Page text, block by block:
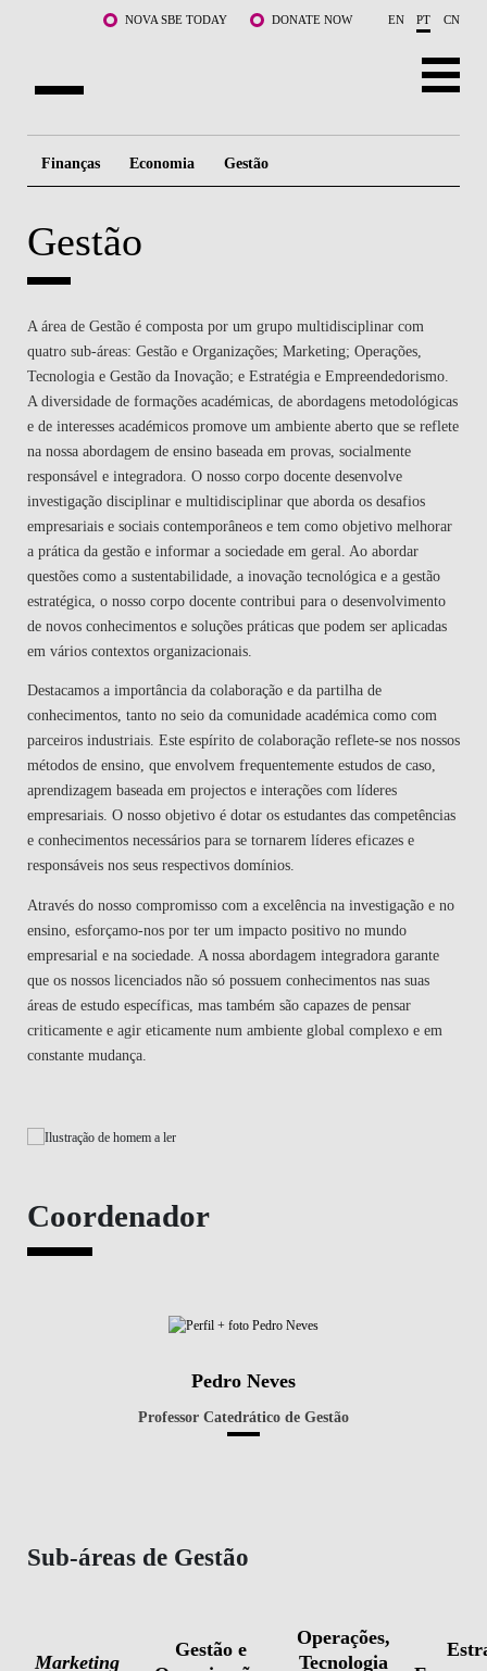
Saltar para o conteúdo principalNOVA SBE TODAY DONATE NOW EN PT CN
DOCENTES E INVESTIGAÇÃO
LIFE AT NOVA SBE
WHAT'S HAPPENING
Finanças Economia Gestão
Gestão
A área de Gestão é composta por um grupo multidisciplinar com
quatro sub-áreas: Gestão e Organizações; Marketing; Operações,
Tecnologia e Gestão da Inovação; e Estratégia e Empreendedorismo.
A diversidade de formações académicas, de abordagens metodológicas
e de interesses académicos promove um ambiente aberto que se reflete
na nossa abordagem de ensino baseada em provas, socialmente
responsável e integradora. O nosso corpo docente desenvolve
investigação disciplinar e multidisciplinar que aborda os desafios
empresariais e sociais contemporâneos e tem como objetivo melhorar
a prática da gestão e informar a sociedade em geral. Ao abordar
questões como a sustentabilidade, a inovação tecnológica e a gestão
estratégica, o nosso corpo docente contribui para o desenvolvimento
de novos conhecimentos e soluções práticas que podem ser aplicadas
em vários contextos organizacionais.
Destacamos a importância da colaboração e da partilha de
conhecimentos, tanto no seio da comunidade académica como com
parceiros industriais. Este espírito de colaboração reflete-se nos nossos
métodos de ensino, que envolvem frequentemente estudos de caso,
aprendizagem baseada em projectos e interações com líderes
empresariais. O nosso objetivo é dotar os estudantes das competências
e conhecimentos necessários para se tornarem líderes eficazes e
responsáveis nos seus respectivos domínios.
Através do nosso compromisso com a excelência na investigação e no
ensino, esforçamo-nos por ter um impacto positivo no mundo
empresarial e na sociedade. A nossa abordagem integradora garante
que os nossos licenciados não só possuem conhecimentos nas suas
áreas de estudo específicas, mas também são capazes de pensar
criticamente e agir eticamente num ambiente global complexo e em
constante mudança.
Coordenador
Pedro Neves
Professor Catedrático de Gestão
Sub-áreas de Gestão
Marketing
Gestão e
Operações,
Tecnologia